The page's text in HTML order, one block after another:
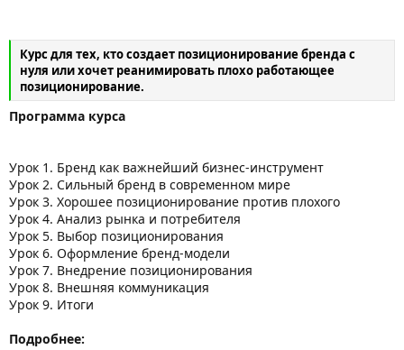
Курс для тех, кто создает позиционирование бренда с
нуля или хочет реанимировать плохо работающее
позиционирование.
Программа курса
Урок 1. Бренд как важнейший бизнес-инструмент
Урок 2. Сильный бренд в современном мире
Урок 3. Хорошее позиционирование против плохого
Урок 4. Анализ рынка и потребителя
Урок 5. Выбор позиционирования
Урок 6. Оформление бренд-модели
Урок 7. Внедрение позиционирования
Урок 8. Внешняя коммуникация
Урок 9. Итоги
Подробнее: